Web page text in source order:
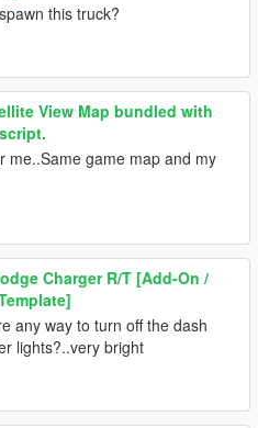
this truck?
View Map bundled with
me..Same game map and my
Charger R/T [Add-On /
any way to turn off the dash
lights?..very bright